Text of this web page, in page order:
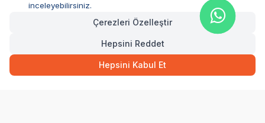
Müşteri Hizmetleri
inceleyebilirsiniz.
Çerezleri Özelleştir
Hepsini Reddet
Hepsini Kabul Et